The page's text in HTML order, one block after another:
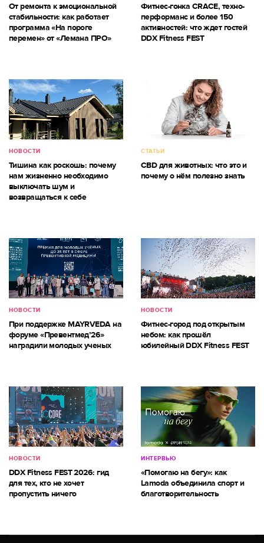
От ремонта к эмоциональной
стабильности: как работает
программа «На пороге
перемен» от «Лемана ПРО»
Фитнес-гонка CRACE, техно-
перформанс и более 150
активностей: что ждет гостей
DDX Fitness FEST
НОВОСТИ
Тишина как роскошь: почему
нам жизненно необходимо
выключать шум и
возвращаться к себе
СТАТЬИ
CBD для животных: что это и
почему о нём полезно знать
НОВОСТИ
При поддержке MAYRVEDA на
форуме «Превентмед’26»
наградили молодых ученых
НОВОСТИ
Фитнес-город под открытым
небом: как прошёл
юбилейный DDX Fitness FEST
НОВОСТИ
DDX Fitness FEST 2026: гид
для тех, кто не хочет
пропустить ничего
ИНТЕРВЬЮ
«Помогаю на бегу»: как
Lamoda объединила спорт и
благотворительность